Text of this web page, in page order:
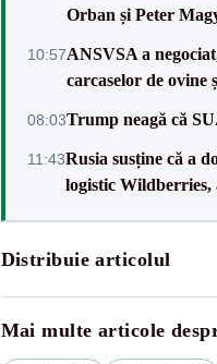
Orban și Peter
10:57ANSVSA a
carcaselor de ovine
08:03Trump neagă că
11:43Rusia susține că a
logistic
Distribuie articolul
Mai multe articole